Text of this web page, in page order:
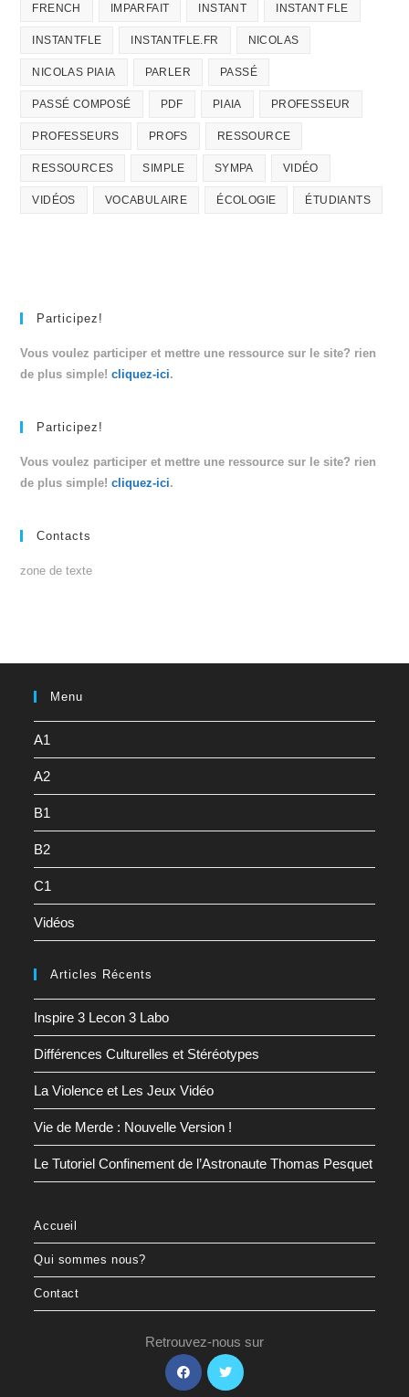
FRENCH IMPARFAIT INSTANT INSTANT FLE
INSTANTFLE INSTANTFLE.FR NICOLAS
NICOLAS PIAIA PARLER PASSÉ
PASSÉ COMPOSÉ PDF PIAIA PROFESSEUR
PROFESSEURS PROFS RESSOURCE
RESSOURCES SIMPLE SYMPA VIDÉO
VIDÉOS VOCABULAIRE ÉCOLOGIE ÉTUDIANTS
Participez!
Vous voulez participer et mettre une ressource sur le site? rien
de plus simple!cliquez-ici.
Participez!
Vous voulez participer et mettre une ressource sur le site? rien
de plus simple!cliquez-ici.
Contacts
zone de texte
Menu
A1
A2
B1
B2
C1
Vidéos
Articles Récents
Inspire 3 Lecon 3 Labo
Différences Culturelles et Stéréotypes
La Violence et Les Jeux Vidéo
Vie de Merde : Nouvelle Version !
Le Tutoriel Confinement de l’Astronaute Thomas Pesquet
Accueil
Qui sommes nous?
Contact
Retrouvez-nous sur
S’ouvre
dans
S’ouvre